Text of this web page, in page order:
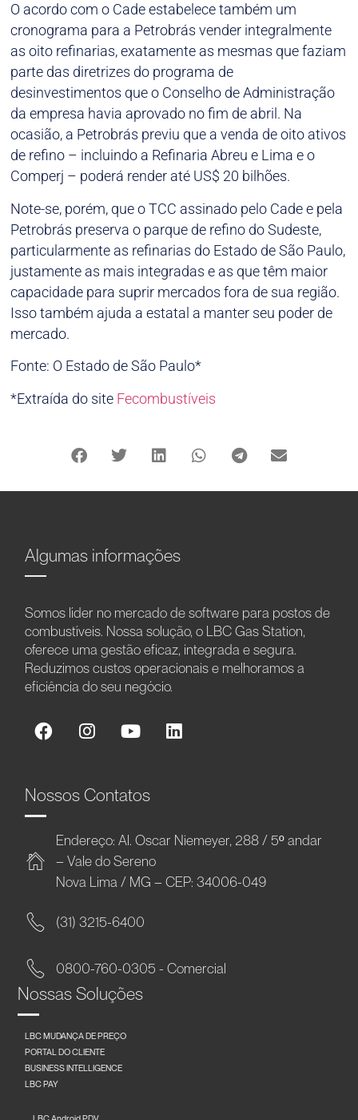
O acordo com o Cade estabelece também um
cronograma para a Petrobrás vender integralmente
as oito refinarias, exatamente as mesmas que faziam
parte das diretrizes do programa de
desinvestimentos que o Conselho de Administração
da empresa havia aprovado no fim de abril. Na
ocasião, a Petrobrás previu que a venda de oito ativos
de refino – incluindo a Refinaria Abreu e Lima e o
Comperj – poderá render até US$ 20 bilhões.
Note-se, porém, que o TCC assinado pelo Cade e pela
Petrobrás preserva o parque de refino do Sudeste,
particularmente as refinarias do Estado de São Paulo,
justamente as mais integradas e as que têm maior
capacidade para suprir mercados fora de sua região.
Isso também ajuda a estatal a manter seu poder de
mercado.
Fonte: O Estado de São Paulo*
*Extraída do site Fecombustíveis
Algumas informações
Somos líder no mercado de software para postos de
combustíveis. Nossa solução, o LBC Gas Station,
oferece uma gestão eficaz, integrada e segura.
Reduzimos custos operacionais e melhoramos a
eficiência do seu negócio.
Nossos Contatos
Endereço: Al. Oscar Niemeyer, 288 / 5º andar
– Vale do Sereno
Nova Lima / MG – CEP: 34006-049
(31) 3215-6400
0800-760-0305 - Comercial
Nossas Soluções
LBC MUDANÇA DE PREÇO
PORTAL DO CLIENTE
BUSINESS INTELLIGENCE
LBC PAY